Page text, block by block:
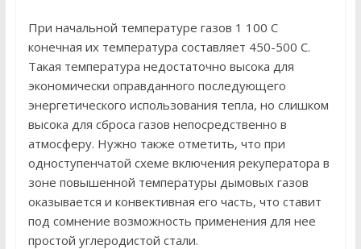
При начальной температуре газов 1 100 С
конечная их температура составляет 450-500 С.
Такая температура недостаточно высока для
экономически оправданного последующего
энергетического использования тепла, но слишком
высока для сброса газов непосредственно в
атмосферу. Нужно также отметить, что при
одноступенчатой схеме включения рекуператора в
зоне повышенной температуры дымовых газов
оказывается и конвективная его часть, что ставит
под сомнение возможность применения для нее
простой углеродистой стали.